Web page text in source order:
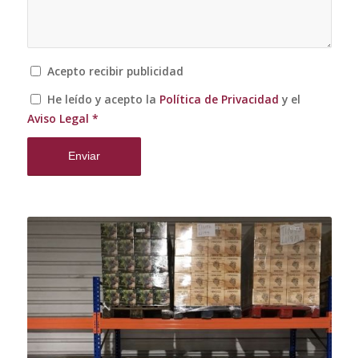
Acepto recibir publicidad
He leído y acepto la Política de Privacidad y el
Aviso Legal *